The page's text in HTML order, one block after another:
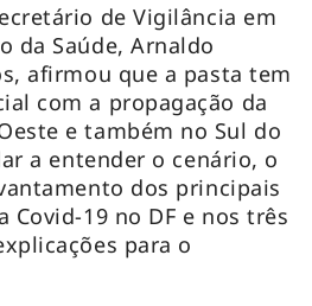
de Vigilância em
da Saúde, Arnaldo
afirmou que a pasta tem
com a propagação da
e também no Sul do
a entender o cenário, o
dos principais
Covid-19 no DF e nos três
para o